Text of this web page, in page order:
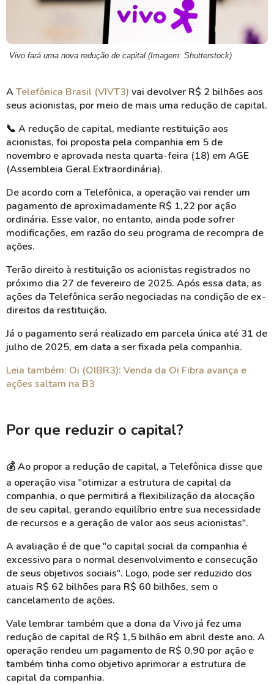
Vivo fará uma nova redução de capital (Imagem: Shutterstock)
ATelefônica Brasil (VIVT3) vai devolver R$ 2 bilhões aos
seus acionistas, por meio de mais uma redução de capital.
📞 A redução de capital, mediante restituição aos
acionistas, foi proposta pela companhia em 5 de
novembro e aprovada nesta quarta-feira (18) em AGE
(Assembleia Geral Extraordinária).
De acordo com a Telefônica, a operação vai render um
pagamento de aproximadamente R$ 1,22 por ação
ordinária. Esse valor, no entanto, ainda pode sofrer
modificações, em razão do seu programa de recompra de
ações.
Terão direito à restituição os acionistas registrados no
próximo dia 27 de fevereiro de 2025. Após essa data, as
ações da Telefônica serão negociadas na condição de ex-
direitos da restituição.
Já o pagamento será realizado em parcela única até 31 de
julho de 2025, em data a ser fixada pela companhia.
Leia também: Oi (OIBR3): Venda da Oi Fibra avança e
ações saltam na B3
Por que reduzir o capital?
💰Ao propor a redução de capital, a Telefônica disse que
a operação visa "otimizar a estrutura de capital da
companhia, o que permitirá a flexibilização da alocação
de seu capital, gerando equilíbrio entre sua necessidade
de recursos e a geração de valor aos seus acionistas".
A avaliação é de que "o capital social da companhia é
excessivo para o normal desenvolvimento e consecução
de seus objetivos sociais". Logo, pode ser reduzido dos
atuais R$ 62 bilhões para R$ 60 bilhões, sem o
cancelamento de ações.
Vale lembrar também que a dona da Vivo já fez uma
redução de capital de R$ 1,5 bilhão em abril deste ano. A
operação rendeu um pagamento de R$ 0,90 por ação e
também tinha como objetivo aprimorar a estrutura de
capital da companhia.